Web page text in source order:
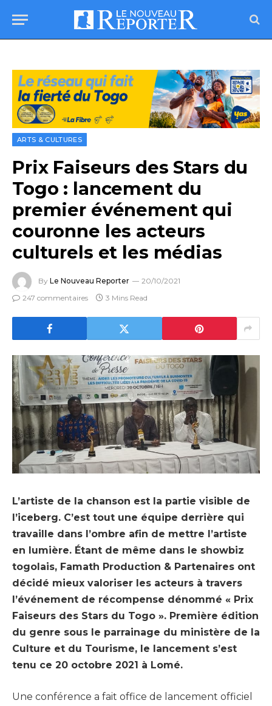
ARTS & CULTURES
Prix Faiseurs des Stars du
Togo : lancement du
premier événement qui
couronne les acteurs
culturels et les médias
By Le Nouveau Reporter
20/10/2021
247 commentaires
3 Mins Read
L’artiste de la chanson est la partie visible de
l’iceberg. C’est tout une équipe derrière qui
travaille dans l’ombre afin de mettre l’artiste
en lumière. Étant de même dans le showbiz
togolais, Famath Production & Partenaires ont
décidé mieux valoriser les acteurs à travers
l’événement de récompense dénommé « Prix
Faiseurs des Stars du Togo ». Première édition
du genre sous le parrainage du ministère de la
Culture et du Tourisme, le lancement s’est
tenu ce 20 octobre 2021 à Lomé.
Une conférence a fait office de lancement officiel